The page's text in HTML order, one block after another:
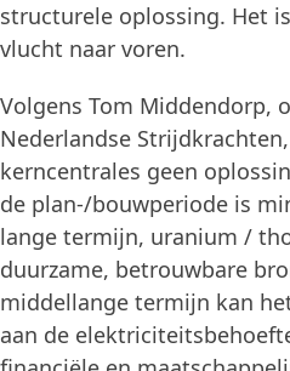
structurele oplossing. Het
vlucht naar voren.
Volgens Tom Middendorp,
Nederlandse
kerncentrales geen
de plan-/bouwperiode is
lange termijn, uranium /
duurzame, betrouwbare
middellange termijn kan
aan de